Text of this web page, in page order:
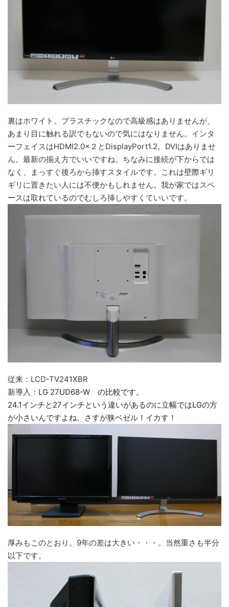
裏はホワイト。プラスチックなので高級感はありませんが、
あまり目に触れる訳でもないので気にはなりません。インタ
ーフェイスはHDMI2.0×２とDisplayPort1.2。DVIはありませ
ん。最新の揃え方でいいですね。ちなみに接続が下からでは
なく、まっすぐ後ろから挿すスタイルです。これは壁際ギリ
ギリに置きたい人には不便かもしれません。我が家ではスペ
ースは取れているのでむしろ挿しやすくていいです。
従来：LCD-TV241XBR
新導入： LG 27UD68-W の比較です。
24.1インチと27インチという違いがあるのに立幅ではLGの方
が小さいんですよね。さすが狭ベゼル！イカす！
厚みもこのとおり。9年の差は大きい・・・。当然重さも半分
以下です。